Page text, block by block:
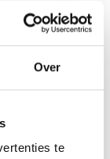
Over
te